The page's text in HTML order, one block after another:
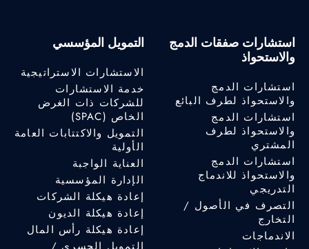
استشارات صفقات الدمج
والاستحواذ
استشارات الدمج
والاستحواذ لطرف البائع
استشارات الدمج
والاستحواذ لطرف
المشتري
استشارات الدمج
والاستحواذ للاندماج
التدريجي
التصرف في الأصول /
التخارج
الاندماجات
التمويل المؤسسي
الاستشارات الاستراتيجية
خدمة الاستشارات
للشركات ذات الغرض
الخاص (SPAC)
التمويل والاكتتابات العامة
الأولية
العناية الواجبة
الإدارة المؤسسية
إعادة هيكلة الشركات
إعادة هيكلة الديون
إعادة هيكلة رأس المال